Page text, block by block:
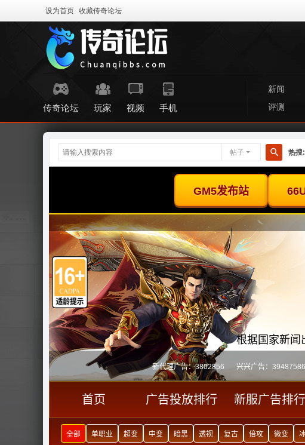
设为首页 收藏传奇论坛
传奇论坛 玩家 视频 手机
新闻
评测
帖子
搜
热搜: